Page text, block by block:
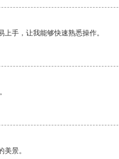
手，让我能够快速熟悉操作。
景。